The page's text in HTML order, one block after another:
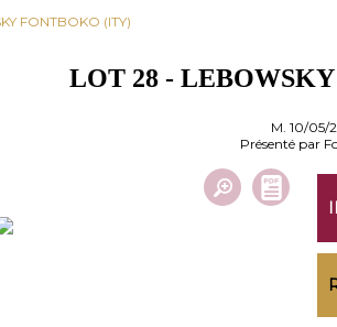
FONTBOKO (ITY)
LOT 28 -
M. 10/05/
Présenté par